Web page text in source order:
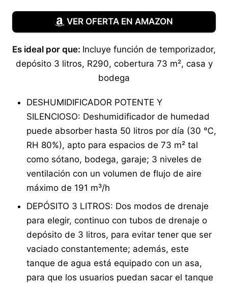
VER OFERTA EN AMAZON
Es ideal por que: Incluye función de temporizador,
depósito 3 litros, R290, cobertura 73 m², casa y
bodega
DESHUMIDIFICADOR POTENTE Y
SILENCIOSO: Deshumidificador de humedad
puede absorber hasta 50 litros por día (30 ℃,
RH 80%), apto para espacios de 73 m² tal
como sótano, bodega, garaje; 3 niveles de
ventilación con un volumen de flujo de aire
máximo de 191 m³/h
DEPÓSITO 3 LITROS: Dos modos de drenaje
para elegir, continuo con tubos de drenaje o
depósito de 3 litros, para evitar tener que ser
vaciado constantemente; además, este
tanque de agua está equipado con un asa,
para que los usuarios puedan sacar el tanque